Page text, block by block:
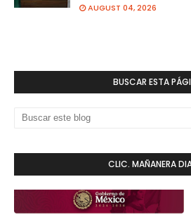
AUGUST 04, 2026
BUSCAR ESTA
CLIC. MAÑANERA